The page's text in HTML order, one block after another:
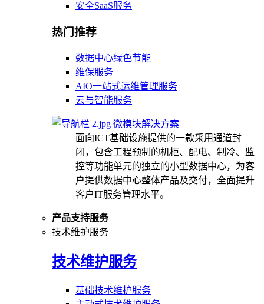
安全SaaS服务
热门推荐
数据中心绿色节能
维保服务
AIO一站式运维管理服务
云与智能服务
微模块解决方案
面向ICT基础设施提供的一款采用通道封
闭，包含工程预制的机柜、配电、制冷、监
控等功能单元的独立的小型数据中心，为客
户提供数据中心整体产品及交付，全面提升
客户IT服务管理水平。
产品支持服务
技术维护服务
技术维护服务
基础技术维护服务